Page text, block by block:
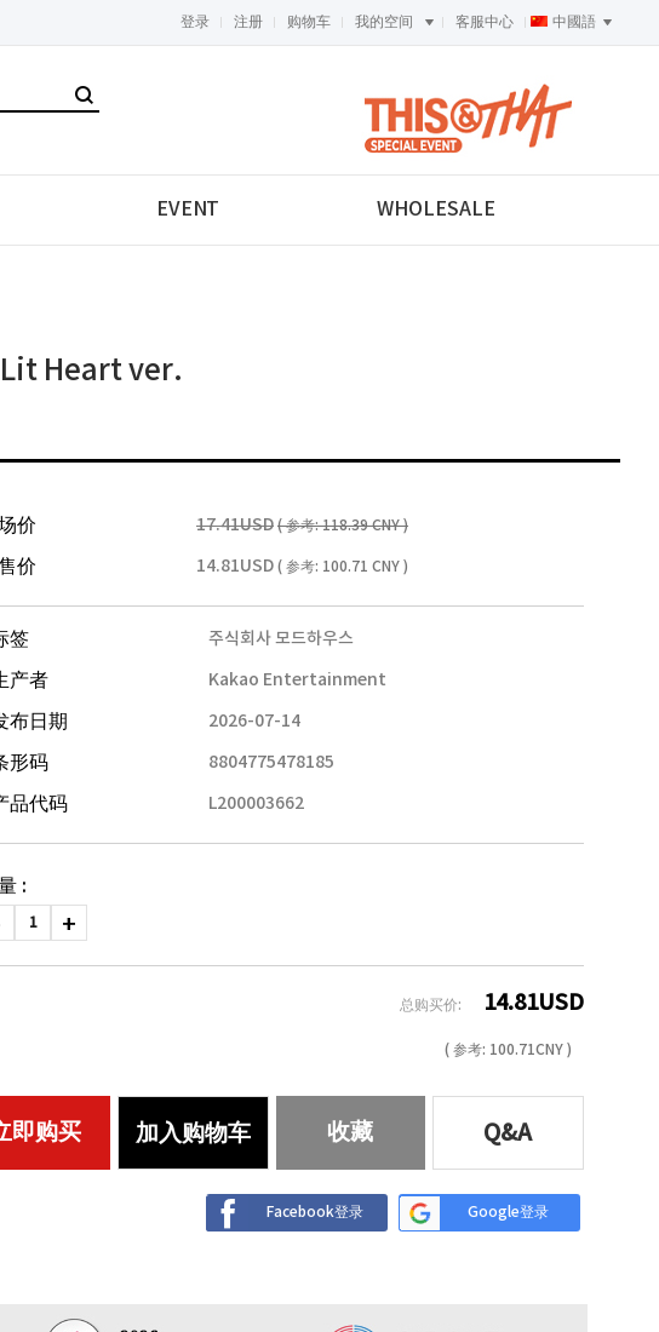
登录 注册 购物车 我的空间 客服中心 中國語
<-->
EVENT WHOLESALE
Heart ver.
价 17.41USD ( 参考: 118.39 CNY )
价 14.81USD ( 参考: 100.71 CNY )
签 주식회사 모드하우스
产者 Kakao Entertainment
布日期 2026-07-14
形码 8804775478185
品代码 L200003662
:
总购买价: 14.81USD
( 参考: 100.71CNY )
即购买 加入购物车 收藏 Q&A
Facebook登录 Google登录